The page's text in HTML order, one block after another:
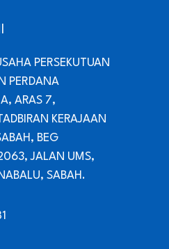
PERSEKUTUAN
PERDANA
ARAS 7,
KERAJAAN
BEG
JALAN UMS,
SABAH.